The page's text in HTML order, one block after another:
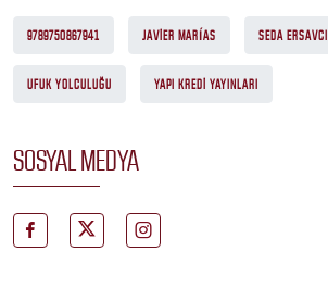
9789750867941 JAVIER MARÍAS SEDA ERSAVCI
UFUK YOLCULUĞU YAPI KREDI YAYINLARI
SOSYAL MEDYA